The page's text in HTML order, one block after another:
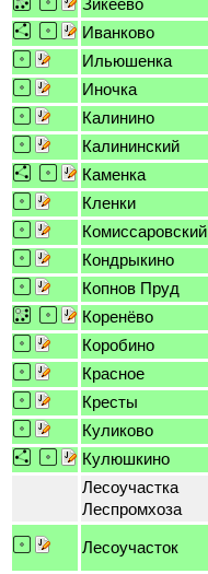
Иванково
Ильюшенка
Иночка
Калинино
Калининский
Каменка
Кленки
Комиссаровский
Кондрыкино
Копнов Пруд
Коренёво
Коробино
Красное
Кресты
Куликово
Кулюшкино
Лесоучастка
Леспромхоза
Лесоучасток